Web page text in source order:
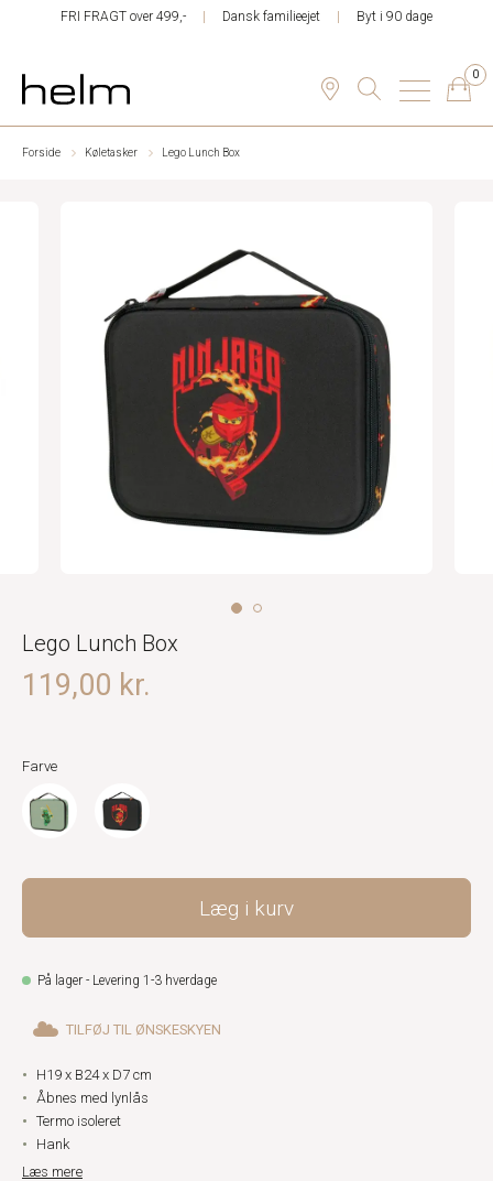
FRI FRAGT over 499,- Dansk familieejet Byt i 90 dage
0
Forside Køletasker Lego Lunch Box
Lego Lunch Box
119,00 kr.
Farve
Læg i kurv
På lager - Levering 1-3 hverdage
TILFØJ TIL ØNSKESKYEN
H19 x B24 x D7 cm
Åbnes med lynlås
Termo isoleret
Hank
Læs mere